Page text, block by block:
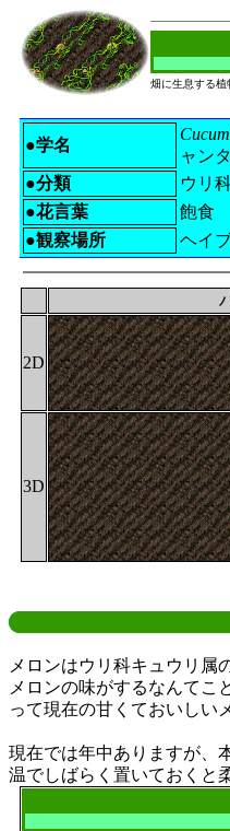
畑に生息する植
●学名
ャン
●分類
ウリ
●花言葉
飽食
●観察場所
ヘイ
2D
3D
メロンはウリ科キュウリ属
メロンの味がするなんてこ
って現在の甘くておいしい
現在では年中ありますが、
温でしばらく置いておくと